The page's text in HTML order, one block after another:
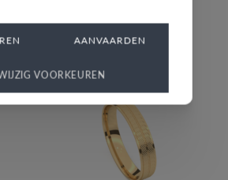
82-G/30
€ 1.094
AANVAARDEN
VOORKEUREN